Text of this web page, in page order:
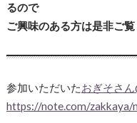
るので
ご興味のある方は是非ご
参加いただいたおぎそさ
https://note.com/zakkaya/